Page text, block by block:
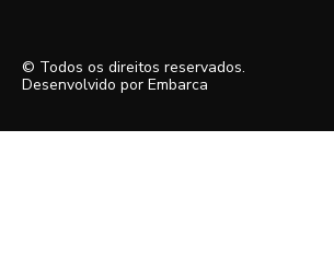
© Todos os direitos reservados.
Desenvolvido por Embarca